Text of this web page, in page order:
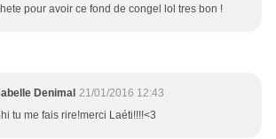
pour avoir ce fond de congel lol tres bon !
Denimal 21/01/2016 12:43
tu me fais rire!merci Laéti!!!!<3